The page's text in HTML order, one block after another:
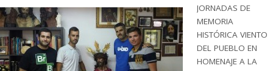
JORNADAS DE
MEMORIA
HISTÓRICA VIENTO
DEL PUEBLO EN
HOMENAJE A LA